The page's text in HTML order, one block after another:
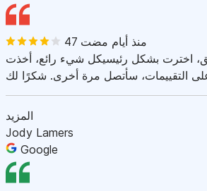
47 منذ أيام مضت
اخترت بشكل رئيسيكل شيء رائع، أخذت
المزيد
Jody Lamers
Google